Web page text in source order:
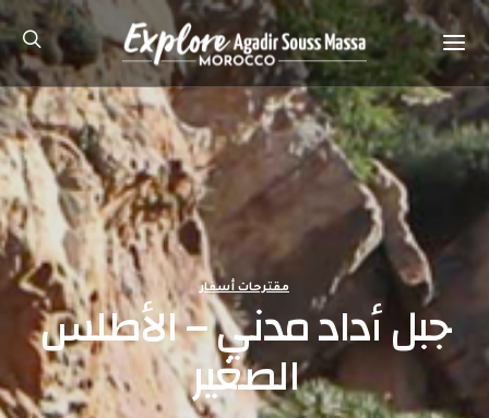
مقترحات أسفار
جبل أداد مدني – الأطلس
الصغير